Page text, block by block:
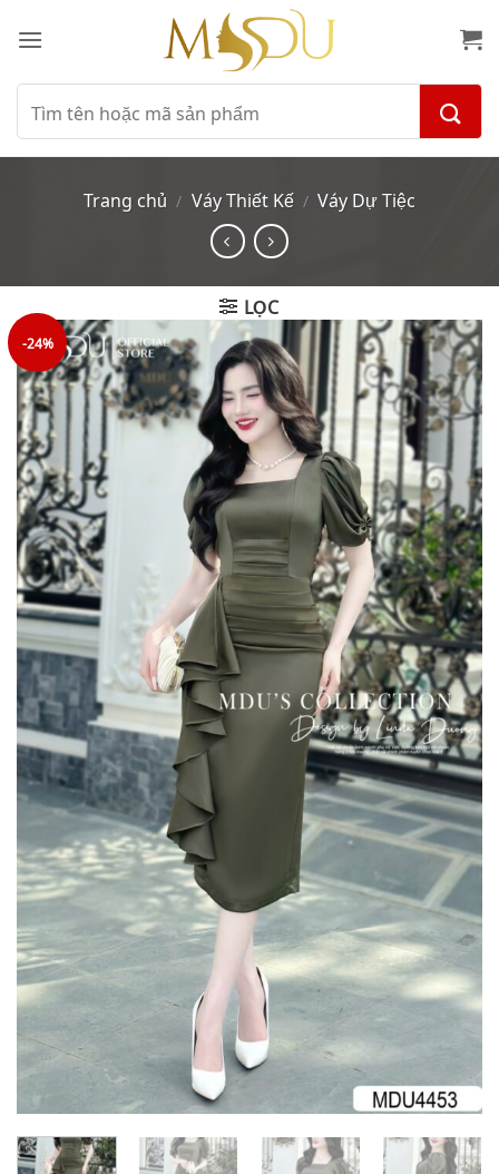
qua
dungTìm
kiếm:
Trang chủ / Váy Thiết Kế / Váy Dự Tiệc
LỌC
-24%